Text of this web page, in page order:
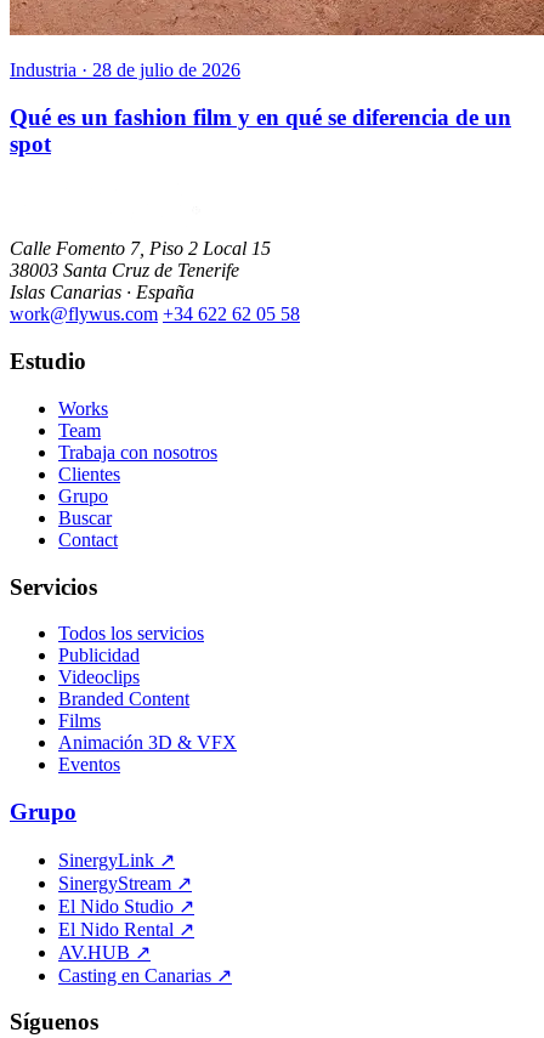
Industria · 28 de julio de 2026
Qué es un fashion film y en qué se diferencia de un
spot
Calle Fomento 7, Piso 2 Local 15
38003 Santa Cruz de Tenerife
Islas Canarias · España
work@flywus.com +34 622 62 05 58
Estudio
Works
Team
Trabaja con nosotros
Clientes
Grupo
Buscar
Contact
Servicios
Todos los servicios
Publicidad
Videoclips
Branded Content
Films
Animación 3D & VFX
Eventos
Grupo
SinergyLink ↗
SinergyStream ↗
El Nido Studio ↗
El Nido Rental ↗
AV.HUB ↗
Casting en Canarias ↗
Síguenos